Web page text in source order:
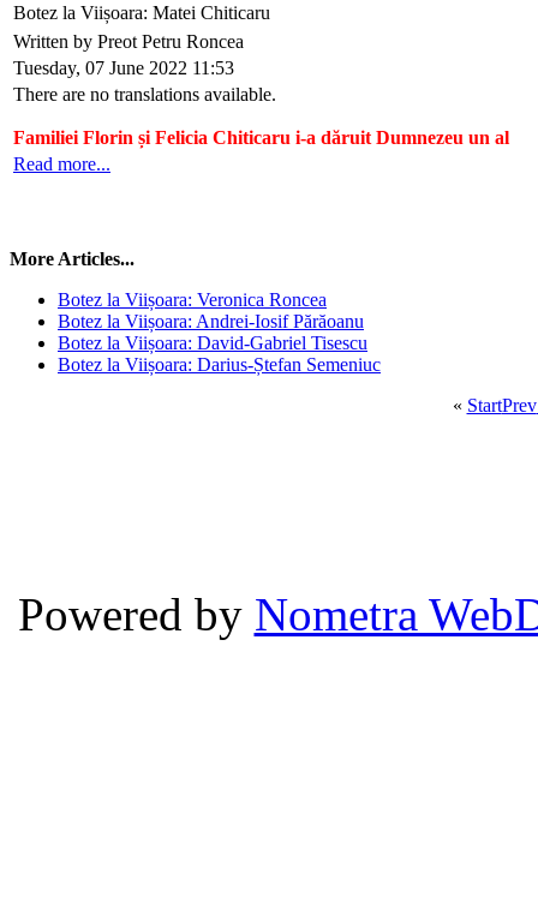
Botez la Viișoara: Matei Chiticaru
Written by Preot Petru Roncea
Tuesday, 07 June 2022 11:53
There are no translations available.
Familiei Florin și Felicia Chiticaru i-a dăruit Dumnezeu un al
Read more...
More Articles...
Botez la Viișoara: Veronica Roncea
Botez la Viișoara: Andrei-Iosif Părăoanu
Botez la Viișoara: David-Gabriel Tisescu
Botez la Viișoara: Darius-Ștefan Semeniuc
« StartPrev
Powered by Nometra